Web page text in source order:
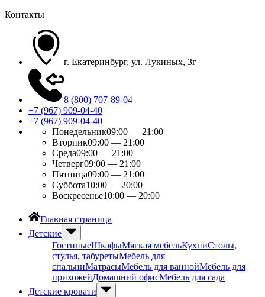
Контакты
г. Екатеринбург, ул. Лукиных, 3г
8 (800) 707-89-04
+7 (967) 909-04-40
+7 (967) 909-04-40
Понедельник09:00 — 21:00
Вторник09:00 — 21:00
Среда09:00 — 21:00
Четверг09:00 — 21:00
Пятница09:00 — 21:00
Суббота10:00 — 20:00
Воскресенье10:00 — 20:00
Главная страница
Детские
ГостиныеШкафыМягкая мебельКухниСтолы,
стулья, табуретыМебель для
спальниМатрасыМебель для ваннойМебель для
прихожейДомашний офисМебель для сада
Детские кровати